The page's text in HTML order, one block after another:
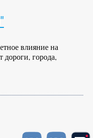
влияние на
дороги, города,